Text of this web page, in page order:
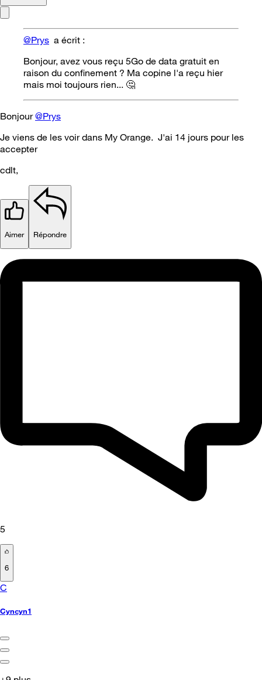
@Prys a écrit :
Bonjour, avez vous reçu 5Go de data gratuit en
raison du confinement ? Ma copine l'a reçu hier
mais moi toujours rien... 🤔
Bonjour@Prys
Je viens de les voir dans My Orange. J'ai 14 jours pour les
accepter
cdlt,
Aimer Répondre
5
6
C
Cyncyn1